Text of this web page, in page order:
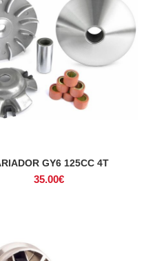
ADICIONAR
GY6 125CC 4T
35.00€